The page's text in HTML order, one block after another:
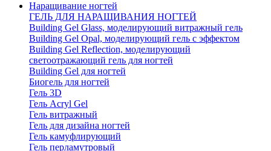
Наращивание ногтей
ГЕЛЬ ДЛЯ НАРАЩИВАНИЯ НОГТЕЙ
Building Gel Glass, моделирующий витражный гель
Building Gel Opal, моделирующий гель с эффектом
Building Gel Reflection, моделирующий
светоотражающий гель для ногтей
Building Gel для ногтей
Биогель для ногтей
Гель 3D
Гель Acryl Gel
Гель витражный
Гель для дизайна ногтей
Гель камуфлирующий
Гель перламутровый